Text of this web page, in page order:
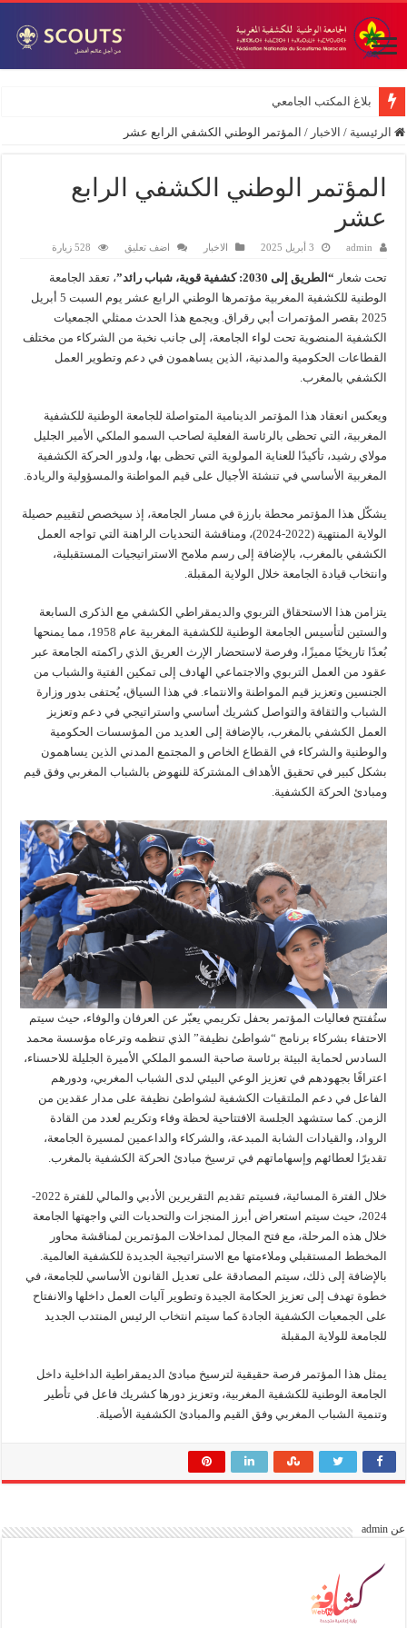
بلاغ المكتب الجامعي
الرئيسية / الاخبار / المؤتمر الوطني الكشفي الرابع عشر
المؤتمر الوطني الكشفي الرابع
عشر
admin 3 أبريل 2025 الاخبار اضف تعليق 528 زيارة
تحت شعار “الطريق إلى 2030: كشفية قوية، شباب رائد”
، تعقد الجامعة
الوطنية للكشفية المغربية مؤتمرها الوطني الرابع عشر يوم السبت 5 أبريل
2025 بقصر المؤتمرات أبي رقراق. ويجمع هذا الحدث ممثلي الجمعيات
الكشفية المنضوية تحت لواء الجامعة، إلى جانب نخبة من الشركاء من مختلف
القطاعات الحكومية والمدنية، الذين يساهمون في دعم وتطوير العمل
الكشفي بالمغرب.
ويعكس انعقاد هذا المؤتمر الدينامية المتواصلة للجامعة الوطنية للكشفية
المغربية، التي تحظى بالرئاسة الفعلية لصاحب السمو الملكي الأمير الجليل
مولاي رشيد، تأكيدًا للعناية المولوية التي تحظى بها، ولدور الحركة الكشفية
المغربية الأساسي في تنشئة الأجيال على قيم المواطنة والمسؤولية والريادة.
يشكّل هذا المؤتمر محطة بارزة في مسار الجامعة، إذ سيخصص لتقييم حصيلة
الولاية المنتهية (2022-2024)، ومناقشة التحديات الراهنة التي تواجه العمل
الكشفي بالمغرب، بالإضافة إلى رسم ملامح الاستراتيجيات المستقبلية،
وانتخاب قيادة الجامعة خلال الولاية المقبلة.
يتزامن هذا الاستحقاق التربوي والديمقراطي الكشفي مع الذكرى السابعة
والستين لتأسيس الجامعة الوطنية للكشفية المغربية عام 1958، مما يمنحها
بُعدًا تاريخيًا مميزًا، وفرصة لاستحضار الإرث العريق الذي راكمته الجامعة عبر
عقود من العمل التربوي والاجتماعي الهادف إلى تمكين الفتية والشباب من
الجنسين وتعزيز قيم المواطنة والانتماء. في هذا السياق، يُحتفى بدور وزارة
الشباب والثقافة والتواصل كشريك أساسي واستراتيجي في دعم وتعزيز
العمل الكشفي بالمغرب، بالإضافة إلى العديد من المؤسسات الحكومية
والوطنية والشركاء في القطاع الخاص و المجتمع المدني الذين يساهمون
بشكل كبير في تحقيق الأهداف المشتركة للنهوض بالشباب المغربي وفق قيم
ومبادئ الحركة الكشفية.
ستُفتتح فعاليات المؤتمر بحفل تكريمي يعبّر عن العرفان والوفاء، حيث سيتم
الاحتفاء بشركاء برنامج “شواطئ نظيفة” الذي تنظمه وترعاه مؤسسة محمد
السادس لحماية البيئة برئاسة صاحبة السمو الملكي الأميرة الجليلة للاحسناء،
اعترافًا بجهودهم في تعزيز الوعي البيئي لدى الشباب المغربي، ودورهم
الفاعل في دعم الملتقيات الكشفية لشواطئ نظيفة على مدار عقدين من
الزمن. كما ستشهد الجلسة الافتتاحية لحظة وفاء وتكريم لعدد من القادة
الرواد، والقيادات الشابة المبدعة، والشركاء والداعمين لمسيرة الجامعة،
تقديرًا لعطائهم وإسهاماتهم في ترسيخ مبادئ الحركة الكشفية بالمغرب.
خلال الفترة المسائية، فسيتم تقديم التقريرين الأدبي والمالي للفترة 2022-
2024، حيث سيتم استعراض أبرز المنجزات والتحديات التي واجهتها الجامعة
خلال هذه المرحلة، مع فتح المجال لمداخلات المؤتمرين لمناقشة محاور
المخطط المستقبلي وملاءمتها مع الاستراتيجية الجديدة للكشفية العالمية.
بالإضافة إلى ذلك، سيتم المصادقة على تعديل القانون الأساسي للجامعة، في
خطوة تهدف إلى تعزيز الحكامة الجيدة وتطوير آليات العمل داخلها والانفتاح
على الجمعيات الكشفية الجادة كما سيتم انتخاب الرئيس المنتدب الجديد
للجامعة للولاية المقبلة
يمثل هذا المؤتمر فرصة حقيقية لترسيخ مبادئ الديمقراطية الداخلية داخل
الجامعة الوطنية للكشفية المغربية، وتعزيز دورها كشريك فاعل في تأطير
وتنمية الشباب المغربي وفق القيم والمبادئ الكشفية الأصيلة.
عن admin